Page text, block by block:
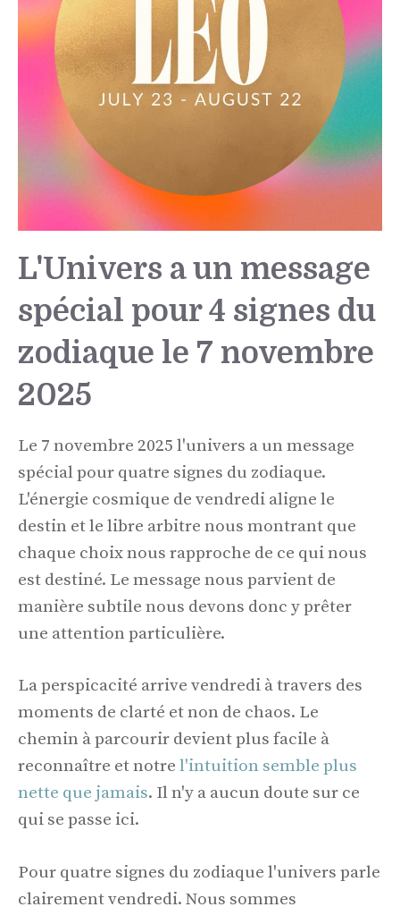
L'Univers a un message
spécial pour 4 signes du
zodiaque le 7 novembre
2025
Le 7 novembre 2025 l'univers a un message
spécial pour quatre signes du zodiaque.
L'énergie cosmique de vendredi aligne le
destin et le libre arbitre nous montrant que
chaque choix nous rapproche de ce qui nous
est destiné. Le message nous parvient de
manière subtile nous devons donc y prêter
une attention particulière.
La perspicacité arrive vendredi à travers des
moments de clarté et non de chaos. Le
chemin à parcourir devient plus facile à
reconnaître et notre l'intuition semble plus
nette que jamais. Il n'y a aucun doute sur ce
qui se passe ici.
Pour quatre signes du zodiaque l'univers parle
clairement vendredi. Nous sommes